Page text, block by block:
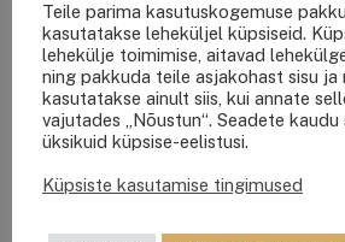
OTSING
Teile parima kasutuskogemuse
kasutatakse leheküljel küpsiseid.
lehekülje toimimise, aitavad
ning pakkuda teile asjakohast sisu ja
kasutatakse ainult siis, kui annate
vajutades „Nõustun“. Seadete
üksikuid küpsise-eelistusi.
Küpsiste kasutamise tingimused